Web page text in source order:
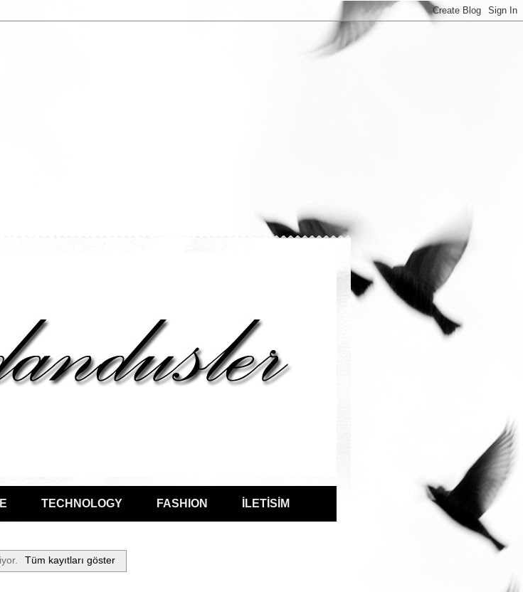
TECHNOLOGY FASHION İLETİSİM
Tüm kayıtları göster